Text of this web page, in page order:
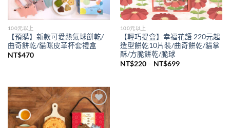
100元以上
【預購】新款可愛熱氣球餅乾/
曲奇餅乾/貓咪皮革杯套禮盒
NT$470
100元以上
【輕巧提盒】幸福花語 220元起
造型餅乾10片裝/曲奇餅乾/貓掌
酥/方脆餅乾/脆球
NT$220 – NT$699價
Add to
wishlist